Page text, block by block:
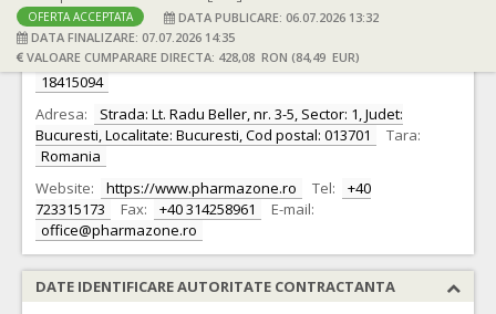
OFERTA ACCEPTATA
DATA PUBLICARE: 06.07.2026 13:32
DATA FINALIZARE: 07.07.2026 14:35
VALOARE CUMPARARE DIRECTA: 428,08 RON (84,49 EUR)
DATE IDENTIFICARE OFERTANT
Ofertant: S.C. PHARMAZONE INNOVATIVE S.R.L.
18415094
Adresa:
Strada: Lt. Radu Beller, nr. 3-5, Sector: 1, Judet:
Bucuresti, Localitate: Bucuresti, Cod postal: 013701
Tara:
Romania
Website:
https://www.pharmazone.ro Tel:
+40
723315173
Fax: +40 314258961
E-mail:
office@pharmazone.ro
DATE IDENTIFICARE AUTORITATE CONTRACTANTA